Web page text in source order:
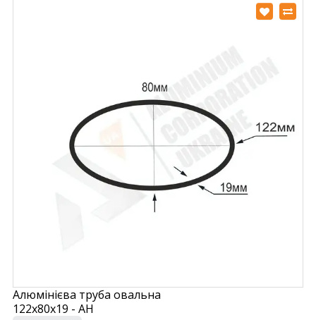
Алюмінієва труба овальна
122х80х19 - АН